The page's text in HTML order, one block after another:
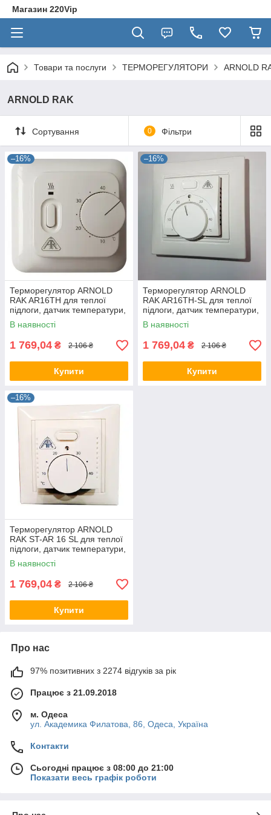
Магазин 220Vip
Товари та послуги ТЕРМОРЕГУЛЯТОРИ ARNOLD
ARNOLD RAK
Сортування 0 Фільтри
–16%
Терморегулятор ARNOLD
RAK AR16TH для теплої
підлоги, датчик температури,
термостат Арнольд Рак
В наявності
1 769,04 ₴ 2 106 ₴
Купити
–16%
Терморегулятор ARNOLD
RAK AR16TH-SL для теплої
підлоги, датчик температури,
термостат Арнольд Рак
В наявності
1 769,04 ₴ 2 106 ₴
Купити
–16%
Терморегулятор ARNOLD
RAK ST-AR 16 SL для теплої
підлоги, датчик температури,
термостат Арнольд Рак
В наявності
1 769,04 ₴ 2 106 ₴
Купити
Про нас
97% позитивних з 2274 відгуків за рік
Працює з 21.09.2018
м. Одеса
ул. Академика Филатова, 86, Одеса, Україна
Контакти
Сьогодні працює з 08:00 до 21:00
Показати весь графік роботи